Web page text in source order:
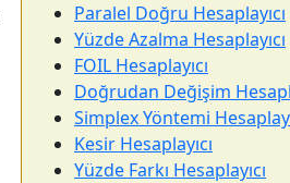
Paralel Doğru Hesaplayıcı
Yüzde Azalma Hesaplayıcı
FOIL Hesaplayıcı
Doğrudan Değişim
Simplex Yöntemi
Kesir Hesaplayıcı
Yüzde Farkı Hesaplayıcı